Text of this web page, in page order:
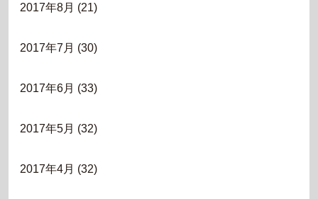
2017年8月 (21)
2017年7月 (30)
2017年6月 (33)
2017年5月 (32)
2017年4月 (32)